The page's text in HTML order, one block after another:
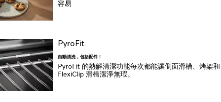
容易
PyroFit
自動清洗，包括配件！
PyroFit 的熱解清潔功能每次都能讓側面滑槽、烤架和
FlexiClip 滑槽潔淨無瑕。